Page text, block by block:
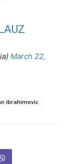
March 22,
ibrahimovic